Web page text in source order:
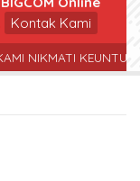
Kontak Kami
NIKMATI